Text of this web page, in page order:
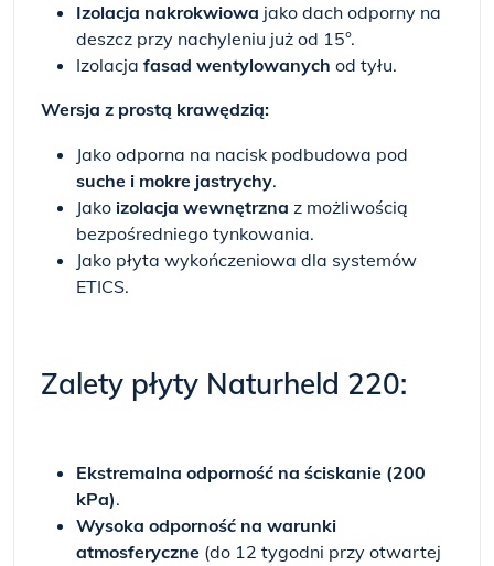
Izolacja nakrokwiowa jako dach odporny na
deszcz przy nachyleniu już od 15°.
Izolacja fasad wentylowanych od tyłu.
Wersja z prostą krawędzią:
Jako odporna na nacisk podbudowa pod
suche i mokre jastrychy.
Jako izolacja wewnętrzna z możliwością
bezpośredniego tynkowania.
Jako płyta wykończeniowa dla systemów
ETICS.
Zalety płyty Naturheld 220:
Ekstremalna odporność na ściskanie (200
kPa).
Wysoka odporność na warunki
atmosferyczne (do 12 tygodni przy otwartej